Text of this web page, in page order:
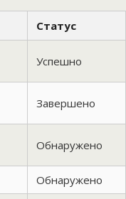
Статус
Успешно
Завершено
Обнаружено
Обнаружено